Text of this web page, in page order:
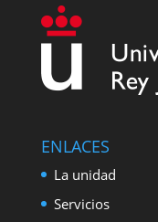
ENLACES
La unidad
Servicios